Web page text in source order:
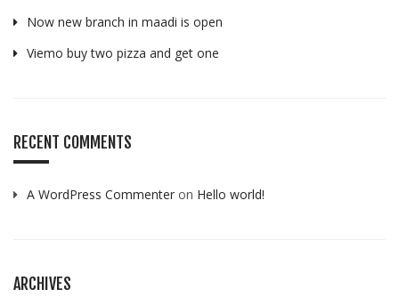
Now new branch in maadi is open
Viemo buy two pizza and get one
RECENT COMMENTS
A WordPress Commenter on Hello world!
ARCHIVES